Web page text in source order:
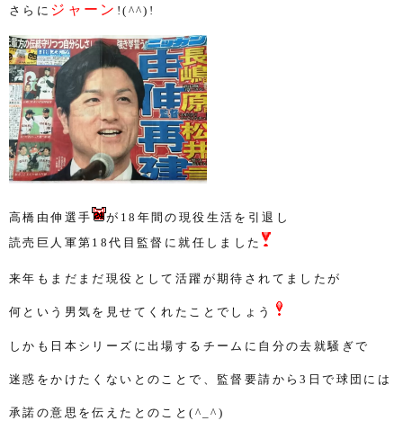
さらに ジャーン !(^^)!
高橋由伸選手 が 18 年間の現役生活を引退し
読売巨人軍第 18代目監督に就任しました
来年もまだまだ現役として活躍が期待されてましたが
何という男気を見せてくれたことでしょう
しかも日本シリーズに出場するチームに自分の去就騒ぎで
迷惑をかけたくないとのことで、監督要請から3 日で球団には
承諾の意思を伝えたとのこと(^_^)